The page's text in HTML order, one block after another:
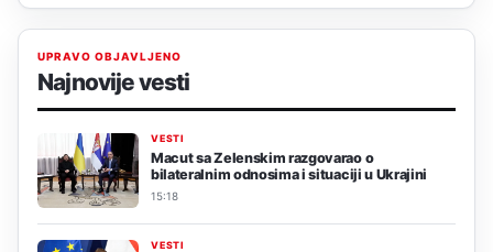
UPRAVO OBJAVLJENO
Najnovije vesti
VESTI
Macut sa Zelenskim razgovarao o
bilateralnim odnosima i situaciji u Ukrajini
15:18
VESTI